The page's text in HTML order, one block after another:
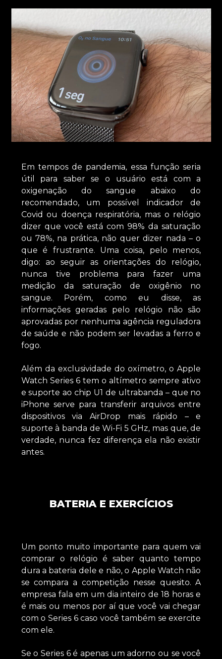
Em tempos de pandemia, essa função seria
útil para saber se o usuário está com a
oxigenação do sangue abaixo do
recomendado, um possível indicador de
Covid ou doença respiratória, mas o relógio
dizer que você está com 98% da saturação
ou 78%, na prática, não quer dizer nada – o
que é frustrante. Uma coisa, pelo menos,
digo: ao seguir as orientações do relógio,
nunca tive problema para fazer uma
medição da saturação de oxigênio no
sangue. Porém, como eu disse, as
informações geradas pelo relógio não são
aprovadas por nenhuma agência reguladora
de saúde e não podem ser levadas a ferro e
fogo.
Além da exclusividade do oxímetro, o Apple
Watch Series 6 tem o altímetro sempre ativo
e suporte ao chip U1 de ultrabanda – que no
iPhone serve para transferir arquivos entre
dispositivos via AirDrop mais rápido – e
suporte à banda de Wi-Fi 5 GHz, mas que, de
verdade, nunca fez diferença ela não existir
antes.
BATERIA E EXERCÍCIOS
Um ponto muito importante para quem vai
comprar o relógio é saber quanto tempo
dura a bateria dele e não, o Apple Watch não
se compara a competição nesse quesito. A
empresa fala em um dia inteiro de 18 horas e
é mais ou menos por aí que você vai chegar
com o Series 6 caso você também se exercite
com ele.
Se o Series 6 é apenas um adorno ou se você